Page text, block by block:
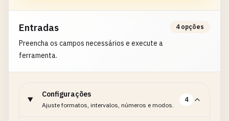
Entradas
Preencha os campos necessários e execute a
ferramenta.
4 opções
Configurações
Ajuste formatos, intervalos, números e modos.
4